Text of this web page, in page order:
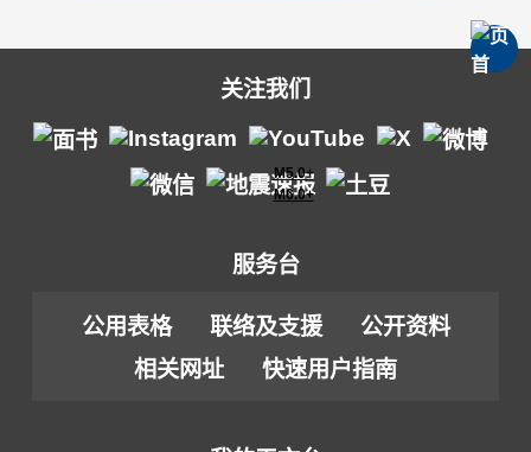
关注我们
M5.0+
M6.0+
服务台
公用表格 联络及支援
公开资料
相关网址
快速用户指南